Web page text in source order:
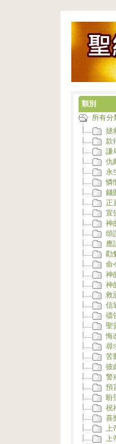
類別
所有分
拯
款
謙
仇
永
憐
錢
正
宣
神
頌
應
勸
命
神
神
救
信
禱
聖
悔
尋
苦
彼
警
預
盼
祝
喜
上
上